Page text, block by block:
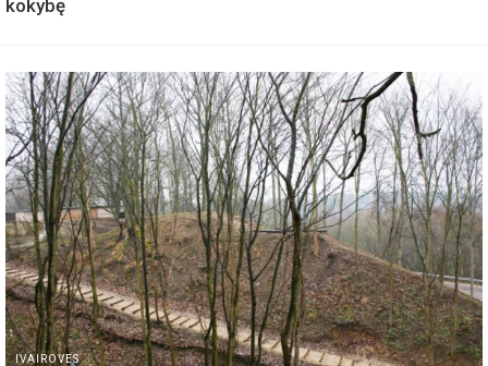
kokybę
IVAIROVES